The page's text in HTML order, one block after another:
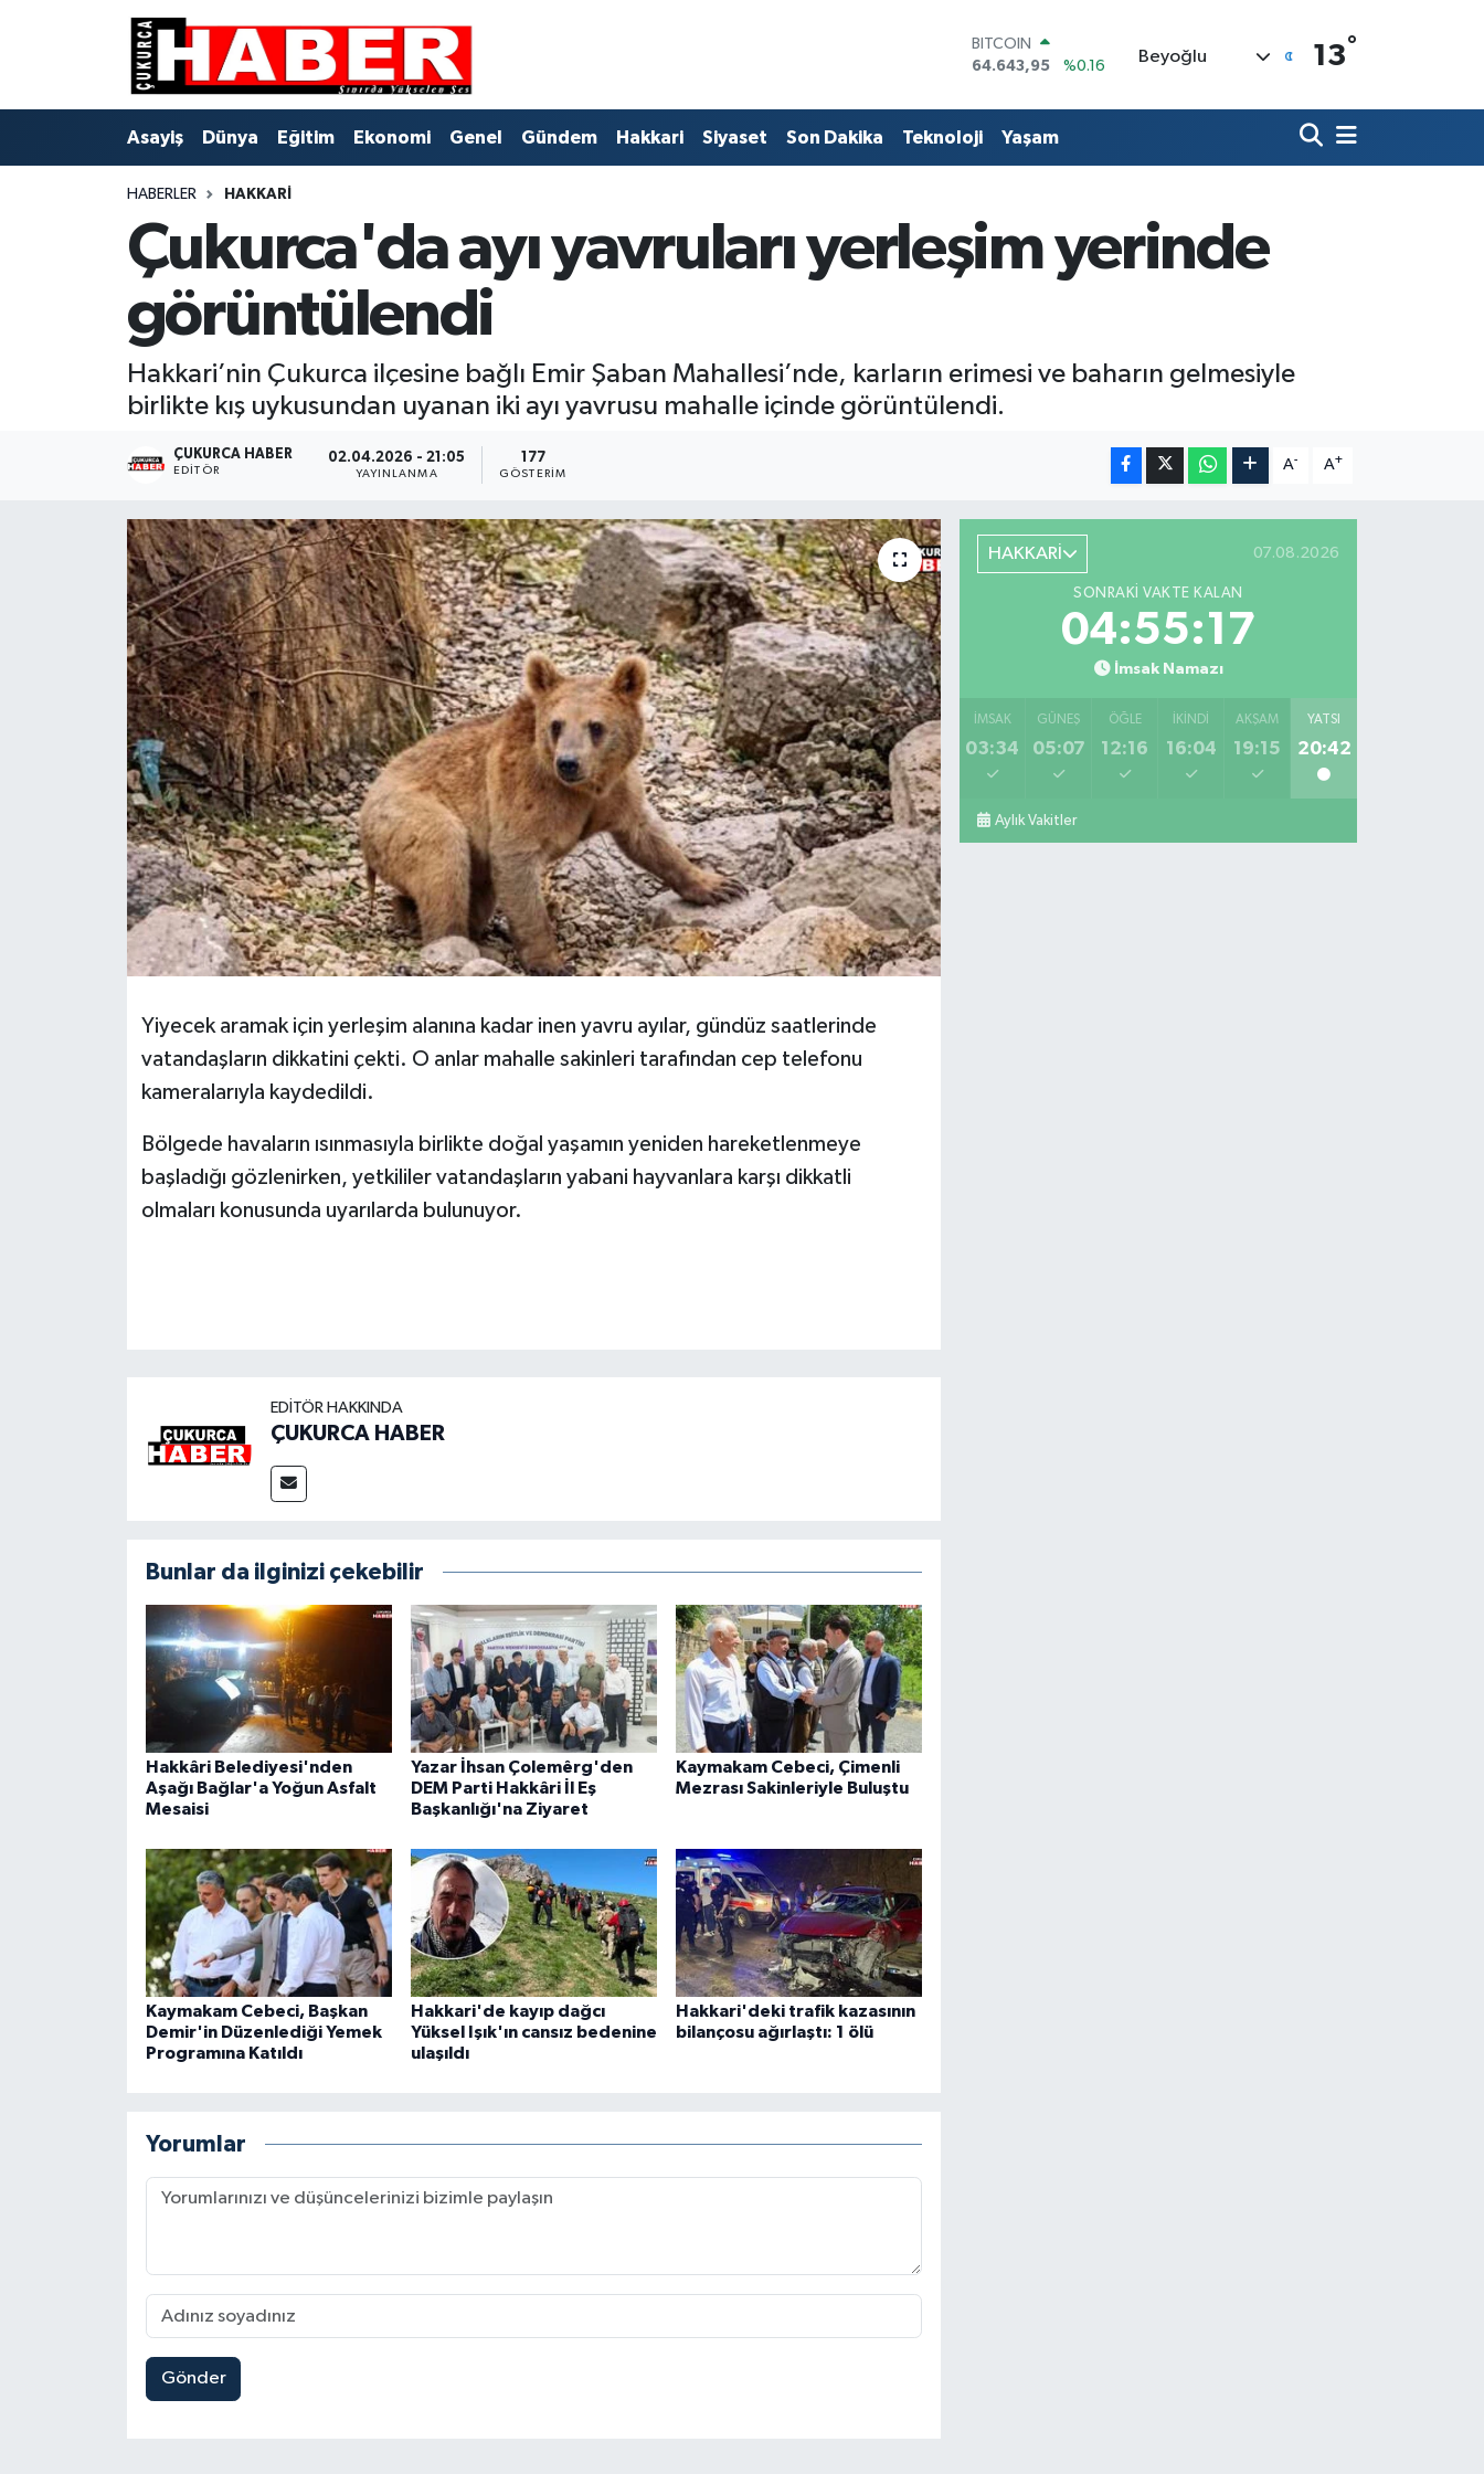
BITCOIN
64.643,95
%0.16
47,6704
%0
EURO
GRAM ALTIN
6500.87
%0.12
BİST100
Beyoğlu 13°
Asayiş Dünya Eğitim Ekonomi Genel Gündem Hakkari Siyaset Son Dakika Teknoloji Yaşam
HABERLER HAKKARI
Çukurca'da ayı yavruları yerleşim yerinde
görüntülendi
Hakkari’nin Çukurca ilçesine bağlı Emir Şaban Mahallesi’nde, karların erimesi ve baharın gelmesiyle
birlikte kış uykusundan uyanan iki ayı yavrusu mahalle içinde görüntülendi.
ÇUKURCA HABER
EDITÖR
02.04.2026 - 21:05
YAYINLANMA
177
GÖSTERIM
A- A+
Yiyecek aramak için yerleşim alanına kadar inen yavru ayılar, gündüz saatlerinde
vatandaşların dikkatini çekti. O anlar mahalle sakinleri tarafından cep telefonu
kameralarıyla kaydedildi.
Bölgede havaların ısınmasıyla birlikte doğal yaşamın yeniden hareketlenmeye
başladığı gözlenirken, yetkililer vatandaşların yabani hayvanlara karşı dikkatli
olmaları konusunda uyarılarda bulunuyor.
EDITÖR HAKKINDA
ÇUKURCA HABER
Bunlar da ilginizi çekebilir
Hakkâri Belediyesi'nden
Aşağı Bağlar'a Yoğun Asfalt
Mesaisi
Yazar İhsan Çolemêrg'den
DEM Parti Hakkâri İl Eş
Başkanlığı'na Ziyaret
Kaymakam Cebeci, Çimenli
Mezrası Sakinleriyle Buluştu
Kaymakam Cebeci, Başkan
Demir'in Düzenlediği Yemek
Programına Katıldı
Hakkari'de kayıp dağcı
Yüksel Işık'ın cansız bedenine
ulaşıldı
Hakkari'deki trafik kazasının
bilançosu ağırlaştı: 1 ölü
Yorumlar
Gönder
HAKKARİ 07.08.2026
SONRAKI VAKTE KALAN
04:55:17
İmsak Namazı
İMSAK
03:34
GÜNEŞ
05:07
ÖĞLE
12:16
İKINDI
16:04
AKŞAM
19:15
YATSI
20:42
Aylık Vakitler
Ekonomi
Gündem
Son Dakika
Teknoloji
Hava Durumu
Trafik Durumu
Süper Lig Puan Durumu ve Fikstür
Tüm Manşetler
Son Dakika Haberleri
Haber Arşivi